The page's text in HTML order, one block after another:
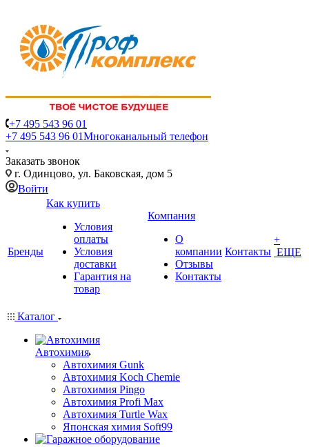
+7 495 543 96 01
+7 495 543 96 01Многоканальный телефон
Заказать звонок
г. Одинцово, ул. Баковская, дом 5
Войти
Бренды
Как купить
Условия
оплаты
Условия
доставки
Гарантия на
товар
Компания
О
компании
Отзывы
Контакты
Контакты
+
ЕЩЕ
Каталог
Автохимия
Автохимия Gunk
Автохимия Koch Chemie
Автохимия Pingo
Автохимия Profi Max
Автохимия Turtle Wax
Японская химия Soft99